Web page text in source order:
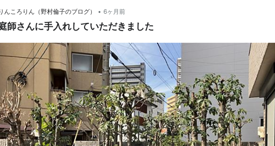
んころりん（野村倫子のブログ） • 6ヶ月前
師さんに手入れしていただきました